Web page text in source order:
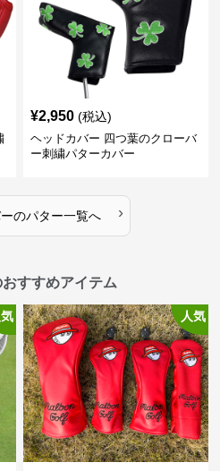
¥2,950 (税込)
ヘッドカバー 四つ葉のクローバ
ー刺繍パターカバー
のパター一覧へ ›
すすめアイテム
人気